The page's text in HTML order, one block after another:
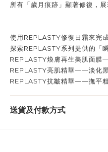
所有「歲月痕跡」顯著修復，展
使用REPLASTY修復日霜來完
探索REPLASTY系列提供的「
REPLASTY煥膚再生美肌面膜
REPLASTY亮肌精華——淡化黑
REPLASTY抗皺精華——撫平粗
送貨及付款方式